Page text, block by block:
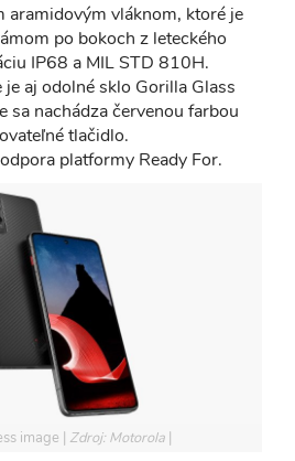
aramidovým vláknom, ktoré je
po bokoch z leteckého
IP68 a MIL STD 810H.
aj odolné sklo Gorilla Glass
sa nachádza červenou farbou
tlačidlo.
platformy Ready For.
image Zdroj: Motorola